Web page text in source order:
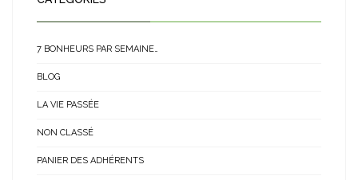
7 BONHEURS PAR SEMAINE…
BLOG
LA VIE PASSÉE
NON CLASSÉ
PANIER DES ADHÉRENTS